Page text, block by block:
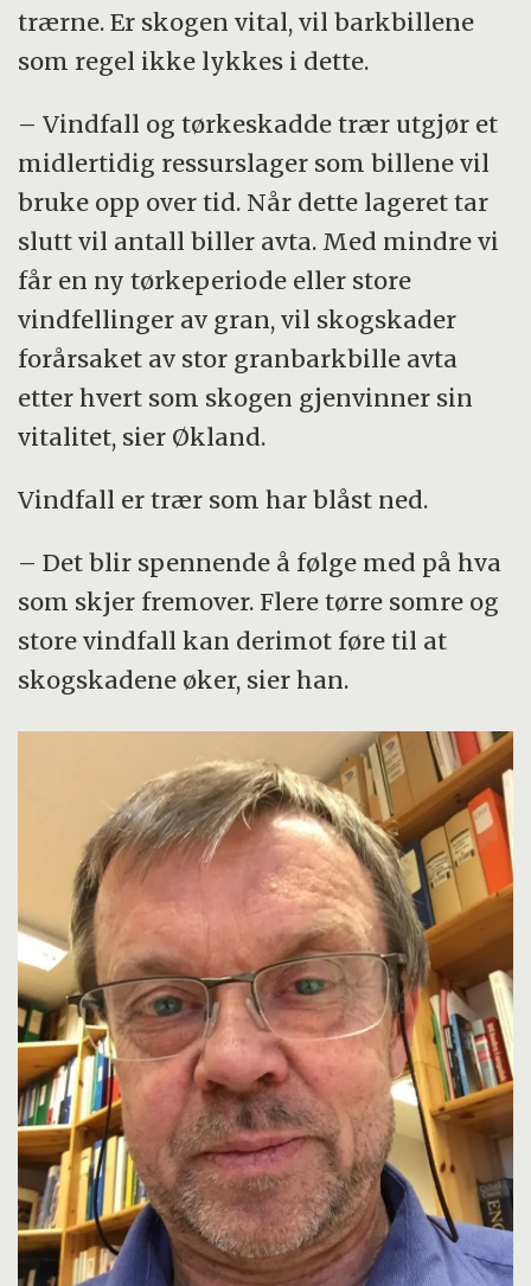
trærne. Er skogen vital, vil barkbillene
som regel ikke lykkes i dette.
– Vindfall og tørkeskadde trær utgjør et
midlertidig ressurslager som billene vil
bruke opp over tid. Når dette lageret tar
slutt vil antall biller avta. Med mindre vi
får en ny tørke­periode eller store
vindfellinger av gran, vil skogskader
forårsaket av stor granbarkbille avta
etter hvert som skogen gjenvinner sin
vitalitet, sier Økland.
Vindfall er trær som har blåst ned.
– Det blir spennende å følge med på hva
som skjer fremover. Flere tørre somre og
store vindfall kan derimot føre til at
skogskadene øker, sier han.